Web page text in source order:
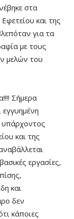
στα
και της
για τα
με τους
μελών του
Σήμερα
υπάρχοντος
και της
εργασίες,
και
δεν
κάποιες